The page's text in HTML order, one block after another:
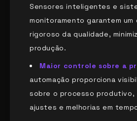
Sensores inteligentes e
monitoramento garantem um
rigoroso da qualidade,
produção.
Maior controle sobre a
automação proporciona
sobre o processo
ajustes e melhorias em